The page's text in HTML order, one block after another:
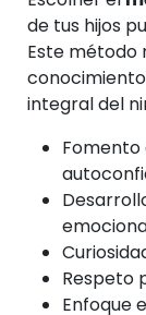
de tus hijos
Este método
integral del
Fomento
Respeto
Enfoque